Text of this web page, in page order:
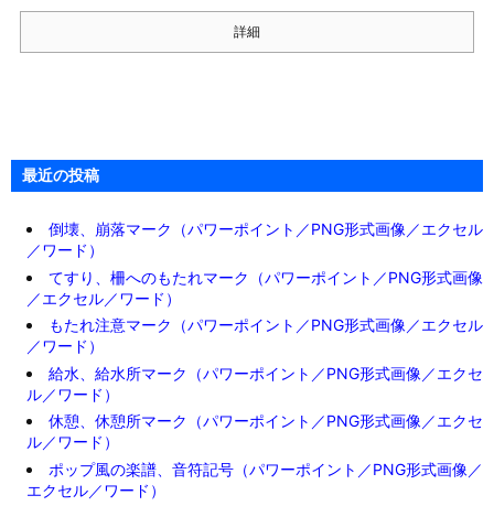
詳細
最近の投稿
倒壊、崩落マーク（パワーポイント／PNG形式画像／エクセル
／ワード）
てすり、柵へのもたれマーク（パワーポイント／PNG形式画像
／エクセル／ワード）
もたれ注意マーク（パワーポイント／PNG形式画像／エクセル
／ワード）
給水、給水所マーク（パワーポイント／PNG形式画像／エクセ
ル／ワード）
休憩、休憩所マーク（パワーポイント／PNG形式画像／エクセ
ル／ワード）
ポップ風の楽譜、音符記号（パワーポイント／PNG形式画像／
エクセル／ワード）